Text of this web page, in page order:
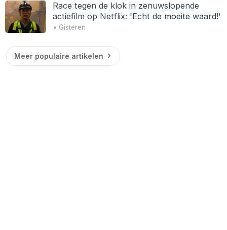
Race tegen de klok in zenuwslopende
actiefilm op Netflix: 'Echt de moeite waard!'
• Gisteren
Meer populaire artikelen